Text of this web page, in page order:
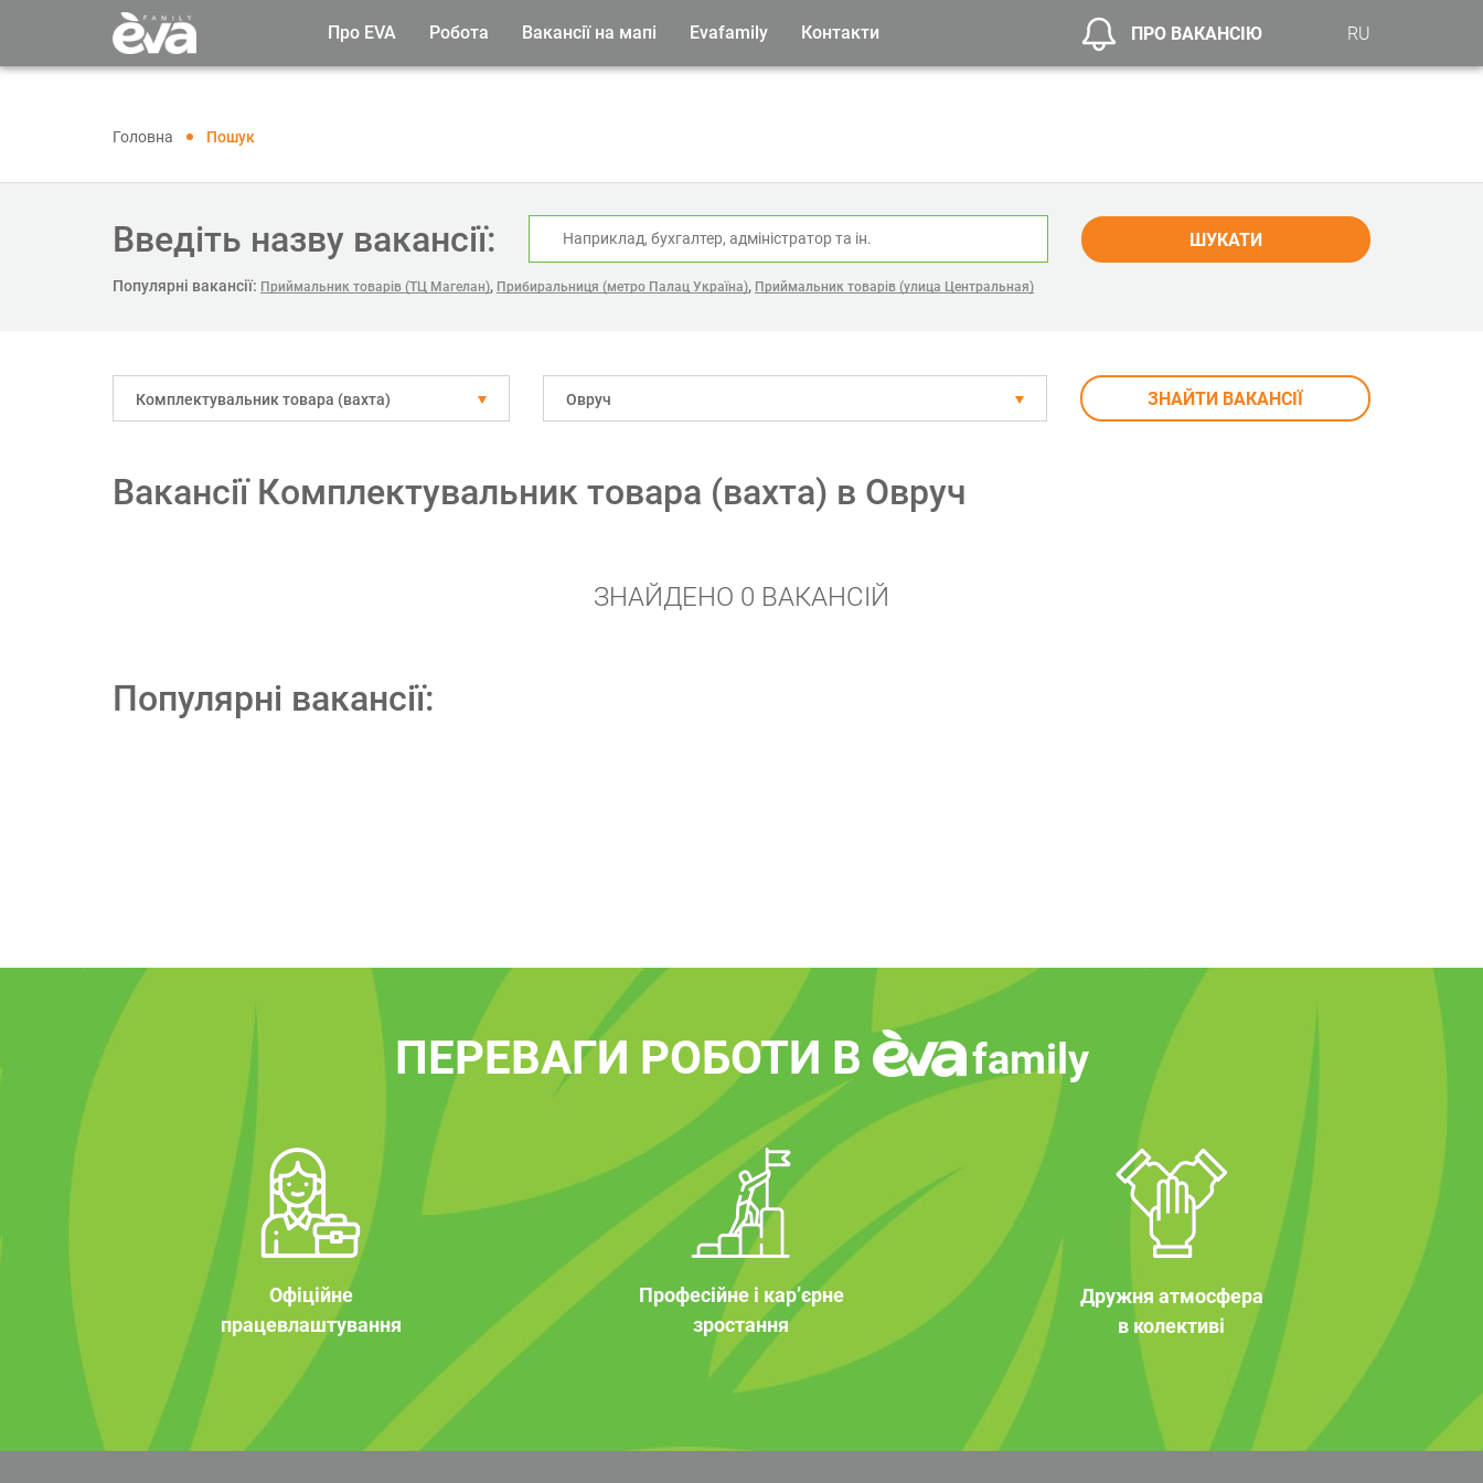
Про EVA Робота Вакансії на мапі Evafamily Контакти ПРО ВАКАНСІЮ RU
Головна Пошук
Введіть назву вакансії: ШУКАТИ
Популярні вакансії: Приймальник товарів (ТЦ Магелан), Прибиральниця (метро Палац Україна), Приймальник товарів (улица Центральная)
Комплектувальник товара (вахта) Овруч ЗНАЙТИ ВАКАНСІЇ
Вакансії Комплектувальник товара (вахта) в Овруч
ЗНАЙДЕНО 0 ВАКАНСІЙ
Популярні вакансії:
ПЕРЕВАГИ РОБОТИ В family
Офіційне
працевлаштування
Професійне і кар’єрне
зростання
Дружня атмосфера
в колективі